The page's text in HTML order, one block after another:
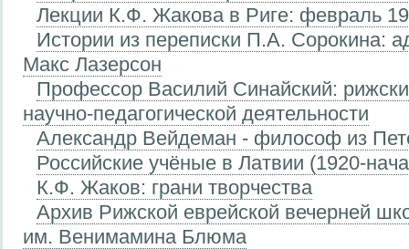
Лекции К.Ф. Жакова в Риге: февраль
Истории из переписки П.А. Сорокина:
Макс Лазерсон
Профессор Василий Синайский:
научно-педагогической деятельности
Александр Вейдеман - философ из
Российские учёные в Латвии (1920-
К.Ф. Жаков: грани творчества
Архив Рижской еврейской вечерней
им. Венимамина Блюма